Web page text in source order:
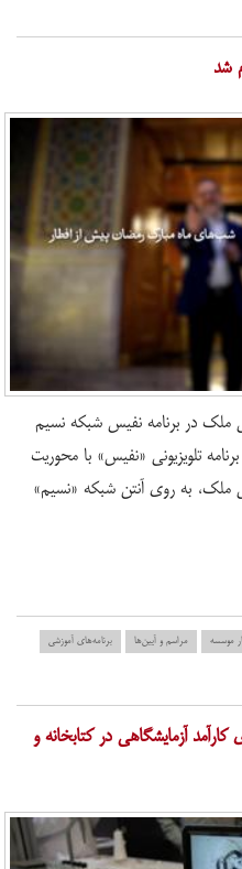
شد
ملک در برنامه نفیس شبکه نسیم
تلویزیونی «نفیس» با محوریت
ملک، به روی آنتن شبکه «نسیم»
موسسه مراسم و آیین‌ها برنامه‌های آموزشی
آزمایشگاهی در کتابخانه و